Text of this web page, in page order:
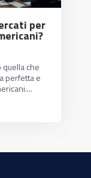
per
quella che
perfetta e